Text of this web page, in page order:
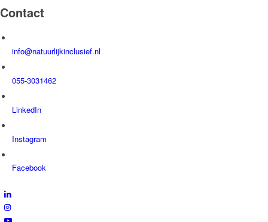
Contact
info@natuurlijkinclusief.nl
055-3031462
LinkedIn
Instagram
Facebook